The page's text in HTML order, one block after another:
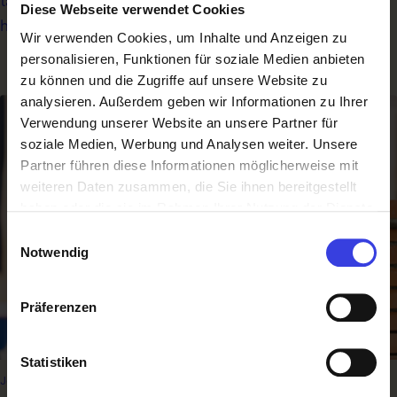
Diese Webseite verwendet Cookies
Wir verwenden Cookies, um Inhalte und Anzeigen zu
personalisieren, Funktionen für soziale Medien anbieten
zu können und die Zugriffe auf unsere Website zu
analysieren. Außerdem geben wir Informationen zu Ihrer
Verwendung unserer Website an unsere Partner für
soziale Medien, Werbung und Analysen weiter. Unsere
Partner führen diese Informationen möglicherweise mit
weiteren Daten zusammen, die Sie ihnen bereitgestellt
Notwendig
Präferenzen
Statistiken
hat mich schon sehr beeindruckt.“
Jonas Lev in Aktion. © SkillsAustria/Wieser